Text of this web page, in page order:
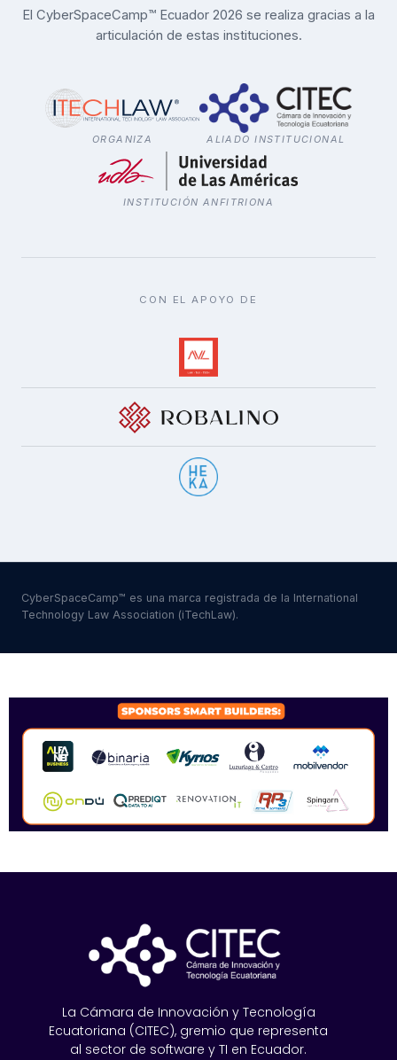
El CyberSpaceCamp™ Ecuador 2026 se realiza gracias a la
articulación de estas instituciones.
ORGANIZA ALIADO INSTITUCIONAL
INSTITUCIÓN ANFITRIONA
CON EL APOYO DE
CyberSpaceCamp™ es una marca registrada de la International
Technology Law Association (iTechLaw).
La Cámara de Innovación y Tecnología
Ecuatoriana (CITEC), gremio que representa
al sector de software y TI en Ecuador.